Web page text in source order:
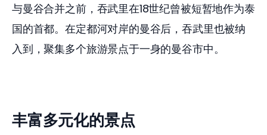
与曼谷合并之前，吞武里在18世纪曾被短暂地作为泰
国的首都。在定都河对岸的曼谷后，吞武里也被纳
入到，聚集多个旅游景点于一身的曼谷市中。
丰富多元化的景点